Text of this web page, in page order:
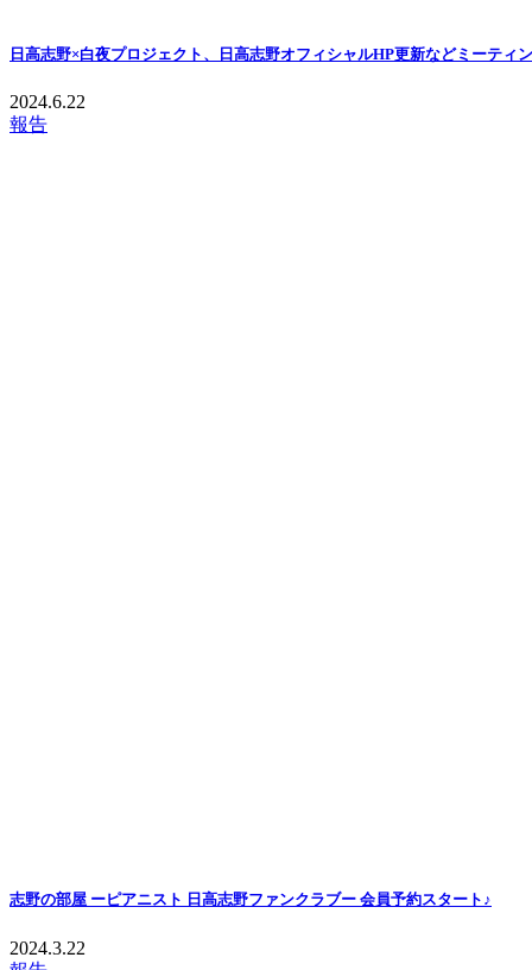
日高志野×白夜プロジェクト、日高志野オフィシャルHP更新などミーティ
2024.6.22
報告
志野の部屋 ーピアニスト 日高志野ファンクラブー 会員予約スタート♪
2024.3.22